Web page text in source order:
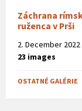
Záchrana
ruženca v Prši
2. December 2022
23 images
OSTATNÉ GALÉRIE